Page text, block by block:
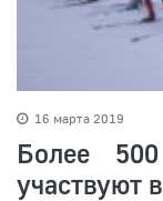
16 марта 2019
Более
участвуют